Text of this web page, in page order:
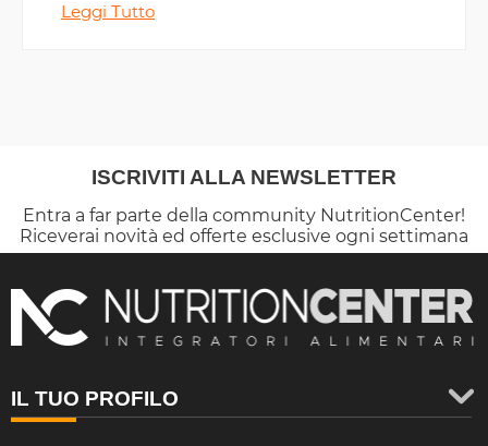
Leggi Tutto
ISCRIVITI ALLA NEWSLETTER
Entra a far parte della community NutritionCenter!
Riceverai novità ed offerte esclusive ogni settimana
IL TUO PROFILO